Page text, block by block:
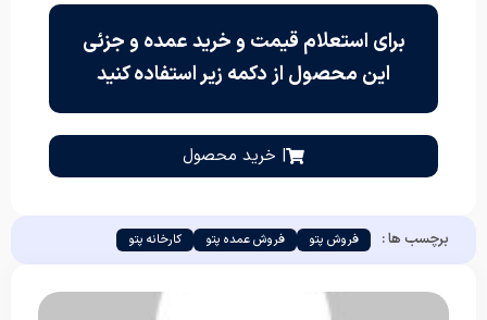
برای استعلام قیمت و خرید عمده و جزئی
این محصول از دکمه زیر استفاده کنید
| خرید محصول
برچسب ها : فروش پتو فروش عمده پتو کارخانه پتو